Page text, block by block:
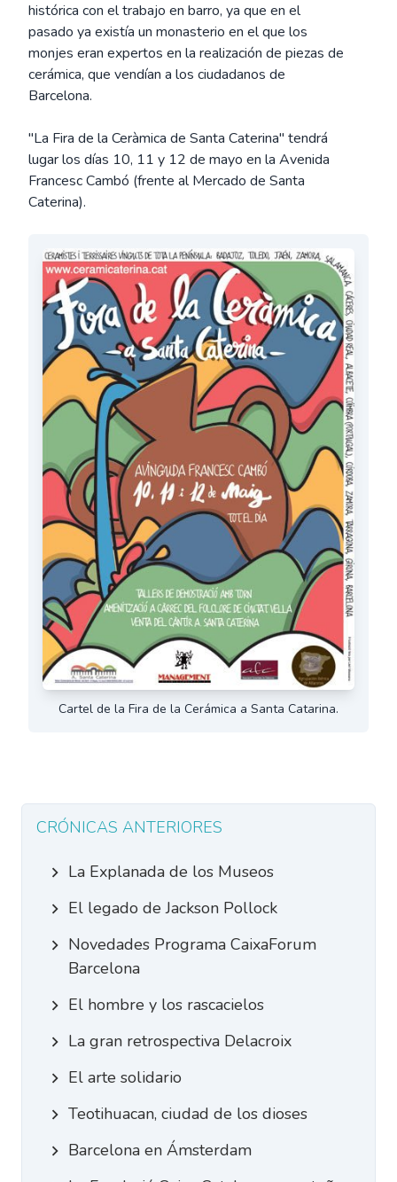
histórica con el trabajo en barro, ya que en el
pasado ya existía un monasterio en el que los
monjes eran expertos en la realización de piezas de
cerámica, que vendían a los ciudadanos de
Barcelona.
"La Fira de la Ceràmica de Santa Caterina" tendrá
lugar los días 10, 11 y 12 de mayo en la Avenida
Francesc Cambó (frente al Mercado de Santa
Caterina).
Cartel de la Fira de la Cerámica a Santa Catarina.
CRÓNICAS ANTERIORES
La Explanada de los Museos
El legado de Jackson Pollock
Novedades Programa CaixaForum
Barcelona
El hombre y los rascacielos
La gran retrospectiva Delacroix
El arte solidario
Teotihuacan, ciudad de los dioses
Barcelona en Ámsterdam